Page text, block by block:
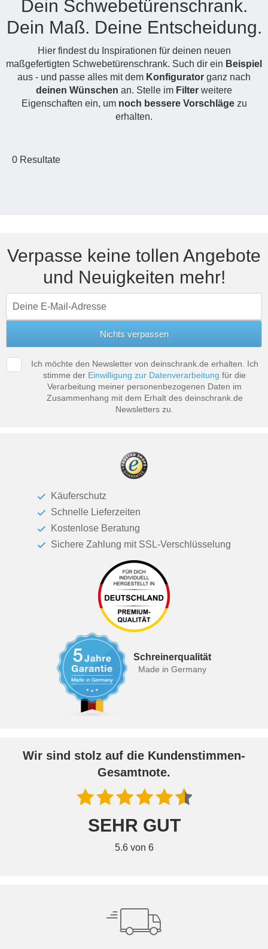
Massivholzschrank
Schuhschrank
Hängeschrank
Hängeboard
Kommode
aus
Massivholz
Badezimmerschrank
Badregal
Spiegelschrank
Doppelbett
Sofa
Ecksofa
Sessel
Hocker
Outdoor-
Küche
Outdoorküche
der
Produktlinie
Selection
Outdoorküche
Dein Schwebetürenschrank.
Dein Maß. Deine Entscheidung.
Hier findest du Inspirationen für deinen neuen
maßgefertigten Schwebetürenschrank. Such dir ein Beispiel
aus - und passe alles mit dem Konfigurator ganz nach
deinen Wünschen an. Stelle im Filter weitere
Eigenschaften ein, um noch bessere Vorschlägezu
erhalten.
0 Resultate
Verpasse keine tollen Angebote
und Neuigkeiten mehr!
Ich möchte den Newsletter von deinschrank.de erhalten. Ich
stimme der Einwilligung zur Datenverarbeitung für die
Verarbeitung meiner personenbezogenen Daten im
Zusammenhang mit dem Erhalt des deinschrank.de
Newsletters zu.
Käuferschutz
Schnelle Lieferzeiten
Kostenlose Beratung
Sichere Zahlung mit SSL-Verschlüsselung
Schreinerqualität
Made in Germany
Wir sind stolz auf die Kundenstimmen-
Gesamtnote.
SEHR GUT
5.6 von 6
Fronten renovieren
Für Dachschrägen
Hängeboards
Kommoden
Regale
Sofas & Schlafsofas
Tische & Bänke
Vitrinen
White Living